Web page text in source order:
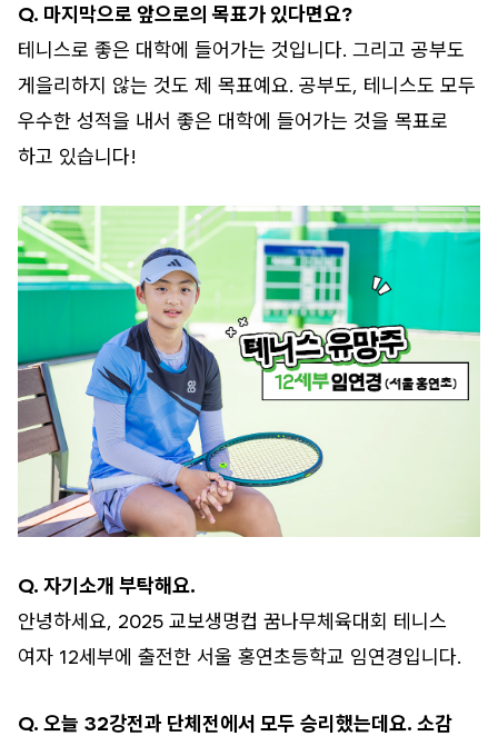
Q. 마지막으로 앞으로의 목표가 있다면요?
테니스로 좋은 대학에 들어가는 것입니다. 그리고 공부도
게을리하지 않는 것도 제 목표예요. 공부도, 테니스도 모두
우수한 성적을 내서 좋은 대학에 들어가는 것을 목표로
하고 있습니다!
Q. 자기소개 부탁해요.
안녕하세요, 2025 교보생명컵 꿈나무체육대회 테니스
여자 12세부에 출전한 서울 홍연초등학교 임연경입니다.
Q. 오늘 32강전과 단체전에서 모두 승리했는데요. 소감